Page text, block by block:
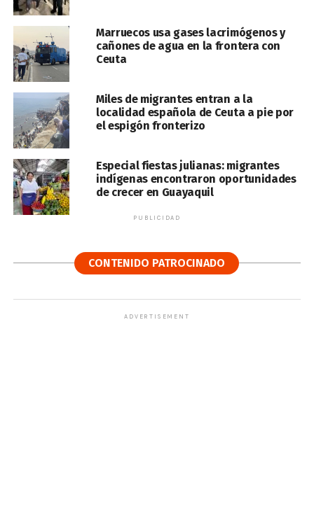
Marruecos usa gases lacrimógenos y
cañones de agua en la frontera con
Ceuta
Miles de migrantes entran a la
localidad española de Ceuta a pie por
el espigón fronterizo
Especial fiestas julianas: migrantes
indígenas encontraron oportunidades
de crecer en Guayaquil
PUBLICIDAD
CONTENIDO PATROCINADO
ADVERTISEMENT